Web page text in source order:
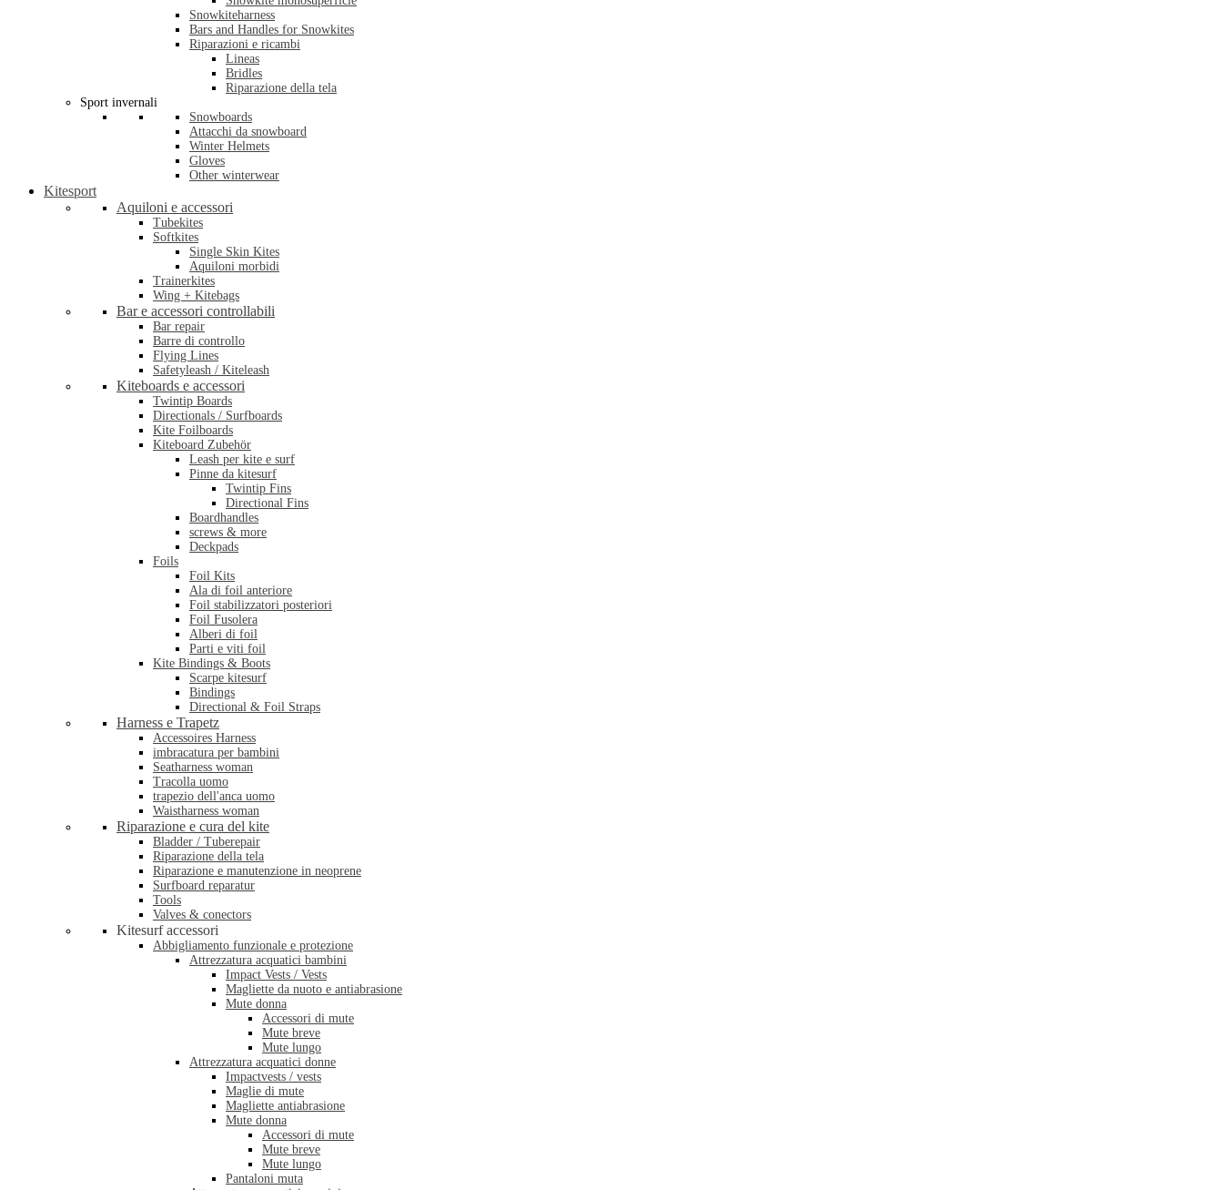
Snowkiteharness
Bars and Handles for Snowkites
Riparazioni e ricambi
Lineas
Bridles
Riparazione della tela
Sport invernali
Snowboards
Attacchi da snowboard
Winter Helmets
Gloves
Other winterwear
Kitesport
Aquiloni e accessori
Tubekites
Softkites
Single Skin Kites
Aquiloni morbidi
Trainerkites
Wing + Kitebags
Bar e accessori controllabili
Bar repair
Barre di controllo
Flying Lines
Safetyleash / Kiteleash
Kiteboards e accessori
Twintip Boards
Directionals / Surfboards
Kite Foilboards
Kiteboard Zubehör
Leash per kite e surf
Pinne da kitesurf
Twintip Fins
Directional Fins
Boardhandles
screws & more
Deckpads
Foils
Foil Kits
Ala di foil anteriore
Foil stabilizzatori posteriori
Foil Fusolera
Alberi di foil
Parti e viti foil
Kite Bindings & Boots
Scarpe kitesurf
Bindings
Directional & Foil Straps
Harness e Trapetz
Accessoires Harness
imbracatura per bambini
Seatharness woman
Tracolla uomo
trapezio dell'anca uomo
Waistharness woman
Riparazione e cura del kite
Bladder / Tuberepair
Riparazione della tela
Riparazione e manutenzione in neoprene
Surfboard reparatur
Tools
Valves & conectors
Kitesurf accessori
Abbigliamento funzionale e protezione
Attrezzatura acquatici bambini
Impact Vests / Vests
Magliette da nuoto e antiabrasione
Mute donna
Accessori di mute
Mute breve
Mute lungo
Attrezzatura acquatici donne
Impactvests / vests
Maglie di mute
Magliette antiabrasione
Mute donna
Accessori di mute
Mute breve
Mute lungo
Pantaloni muta